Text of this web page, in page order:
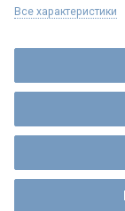
Все характеристики